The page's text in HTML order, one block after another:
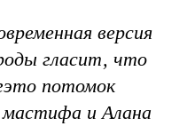
версия
гласит, что
потомок
мастифа и Алана